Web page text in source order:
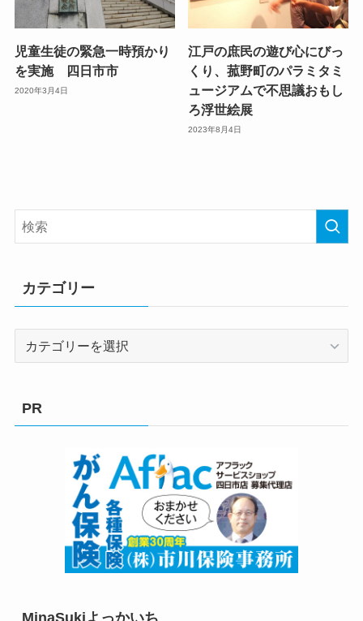
児童生徒の緊急一時預かり
を実施 四日市市
2020年3月4日
江戸の庶民の遊び心にびっ
くり、菰野町のパラミタミ
ュージアムで不思議おもし
ろ浮世絵展
2023年8月4日
カテゴリー
PR